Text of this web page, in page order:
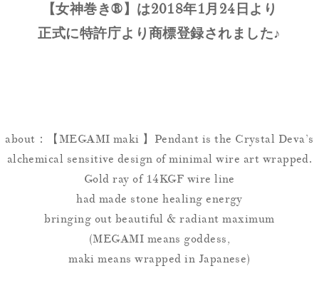
【女神巻き®】は2018年1月24日より
正式に特許庁より商標登録されました♪
about：【MEGAMI maki 】Pendant is the Crystal Deva’s
alchemical sensitive design of minimal wire art wrapped.
Gold ray of 14KGF wire line
had made stone healing energy
bringing out beautiful & radiant maximum
(MEGAMI means goddess,
maki means wrapped in Japanese)